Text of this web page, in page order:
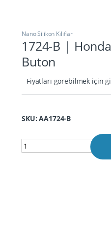
Nano Silikon Kılıflar
1724-B | Honda
Buton
Fiyatları görebilmek için
SKU: AA1724-B
1724-B | Honda Civic Nano